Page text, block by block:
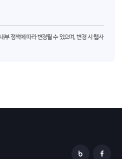
부 정책에 따라 변경될 수 있으며, 변경 시 웹사